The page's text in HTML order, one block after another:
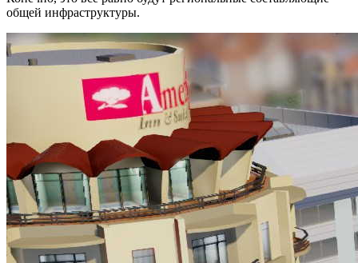
общей инфраструктуры.